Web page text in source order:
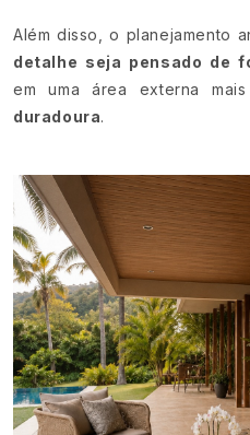
Além disso, o planejamento
detalhe seja pensado de
em uma área externa mais
duradoura.